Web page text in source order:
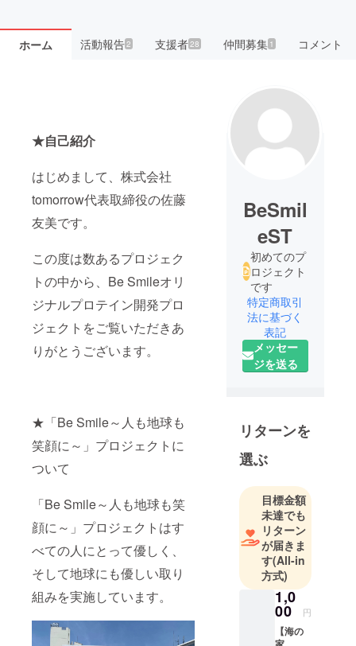
ホーム 活動報告2 支援者28 仲間募集 1 コメント
★自己紹介
はじめまして、株式会社
tomorrow代表取締役の佐藤
友美です。
この度は数あるプロジェク
トの中から、Be Smileオリ
ジナルプロテイン開発プロ
ジェクトをご覧いただきあ
りがとうございます。
★「Be Smile～人も地球も
笑顔に～」プロジェクトに
ついて
「Be Smile～人も地球も笑
顔に～」プロジェクトはす
べての人にとって優しく、
そして地球にも優しい取り
組みを実施しています。
BeSmil
eST
初めてのプ
ロジェクト
です
特定商取引
法に基づく
表記
メッセー
ジを送る
リターンを
選ぶ
目標金額
未達でも
リターン
が届きま
す(All-in
方式)
1,0
00 円
【海の